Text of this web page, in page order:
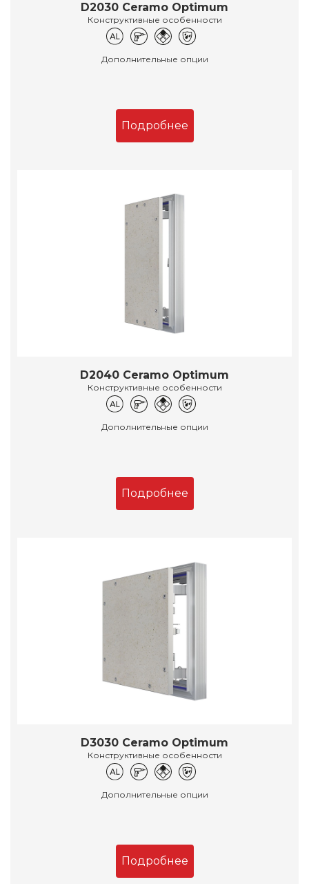
D2030 Ceramo Optimum
Конструктивные особенности
Дополнительные опции
Подробнее
D2040 Ceramo Optimum
Конструктивные особенности
Дополнительные опции
Подробнее
D3030 Ceramo Optimum
Конструктивные особенности
Дополнительные опции
Подробнее